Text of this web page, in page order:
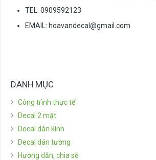
TEL: 0909592123
EMAIL: hoavandecal@gmail.com
DANH MỤC
Công trình thực tế
Decal 2 mặt
Decal dán kính
Decal dán tường
Hướng dẫn, chia sẻ